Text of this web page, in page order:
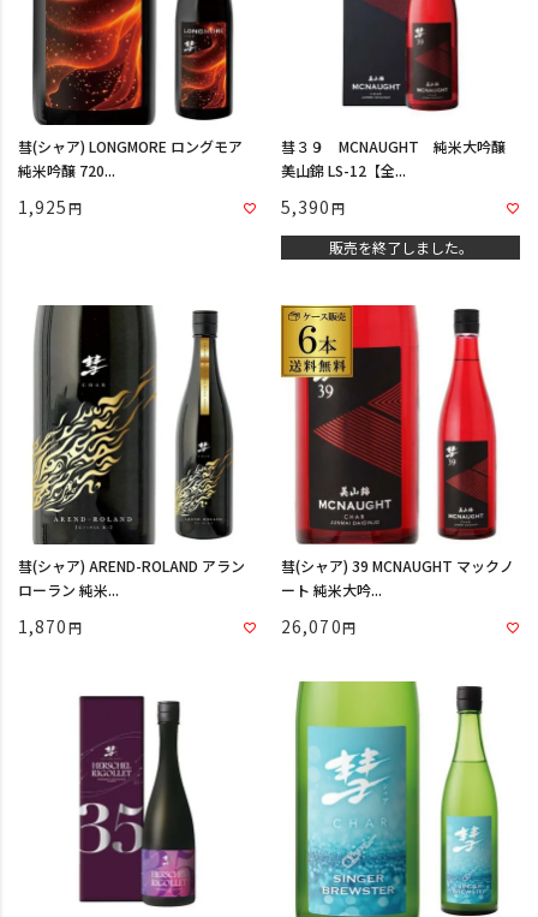
彗(シャア) LONGMORE ロングモア
純米吟醸 720...
1,925
彗３９ MCNAUGHT 純米大吟醸
美山錦 LS-12【全...
5,390
販売を終了しました。
彗(シャア) AREND-ROLAND アラン
ローラン 純米...
1,870
彗(シャア) 39 MCNAUGHT マックノ
ート 純米大吟...
26,070